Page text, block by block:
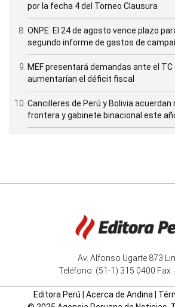
por la fecha 4 del Torneo Clausura
ONPE: El 24 de agosto vence plazo
segundo informe de gastos de
MEF presentará demandas ante el
aumentarían el déficit fiscal
Cancilleres de Perú y Bolivia acuerdan
frontera y gabinete binacional este
Av. Alfonso Ugarte 873
Teléfono: (51-1) 315 0400 Fax:
Editora Perú Acerca de Andina